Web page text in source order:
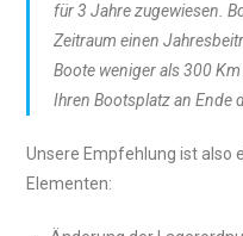
für 3 Jahre zugewiesen.
Zeitraum einen
Boote weniger als 300
Ihren Bootsplatz an Ende
Unsere Empfehlung ist also
Elementen: